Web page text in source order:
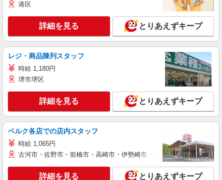
港区
詳細を見る とりあえずキープ
レジ・商品陳列スタッフ
時給 1,180円
堺市堺区
詳細を見る とりあえずキープ
ベルク各店での店内スタッフ
時給 1,065円
古河市・佐野市・前橋市・高崎市・伊勢崎市・太田市・館林市・藤
詳細を見る とりあえずキープ